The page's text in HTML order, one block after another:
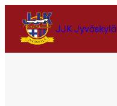
JJK Jyväskylä